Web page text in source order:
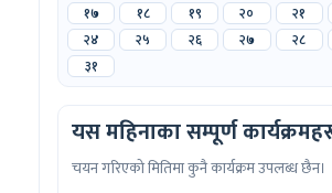
१७
१८ १९ २० २१
२४
२५ २६ २७ २८
३१
यस महिनाका सम्पूर्ण
चयन गरिएको मितिमा कुनै कार्यक्रम उपलब्ध छैन।